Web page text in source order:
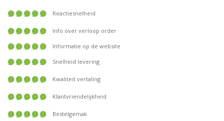
Reactiesnelheid
Info over verloop order
Informatie op de website
Snelheid levering
Kwaliteit vertaling
Klantvriendelijkheid
Bestelgemak